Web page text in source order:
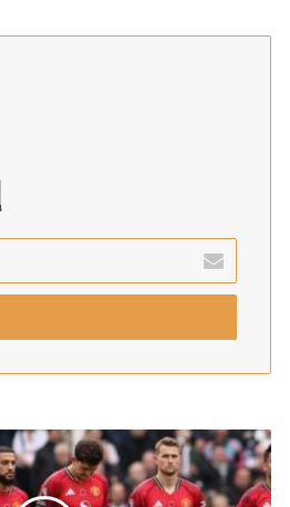
رويترز: الحوثيون
أردوغان: إرسال تشريع
بريدك
الإلكتروني